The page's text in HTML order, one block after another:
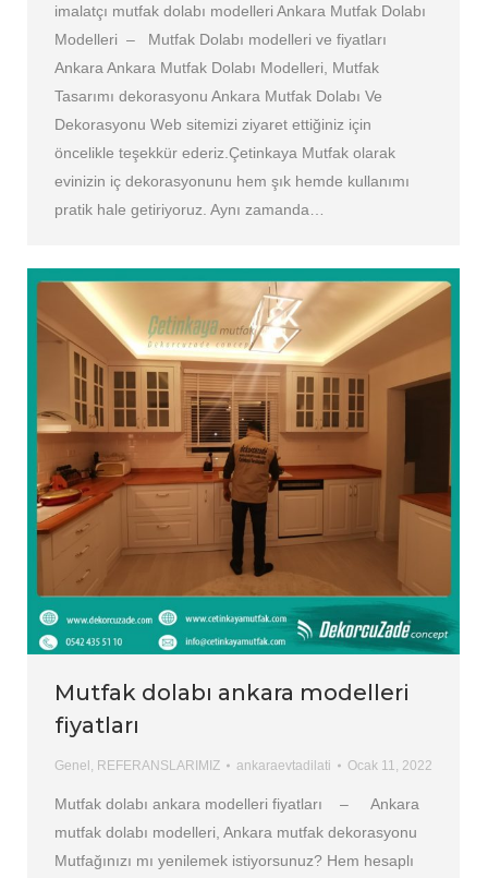
imalatçı mutfak dolabı modelleri Ankara Mutfak Dolabı
Modelleri – Mutfak Dolabı modelleri ve fiyatları
Ankara Ankara Mutfak Dolabı Modelleri, Mutfak
Tasarımı dekorasyonu Ankara Mutfak Dolabı Ve
Dekorasyonu Web sitemizi ziyaret ettiğiniz için
öncelikle teşekkür ederiz.Çetinkaya Mutfak olarak
evinizin iç dekorasyonunu hem şık hemde kullanımı
pratik hale getiriyoruz. Aynı zamanda…
Mutfak dolabı ankara modelleri
fiyatları
Genel , REFERANSLARIMIZ ankaraevtadilati Ocak 11, 2022
Mutfak dolabı ankara modelleri fiyatları – Ankara
mutfak dolabı modelleri, Ankara mutfak dekorasyonu
Mutfağınızı mı yenilemek istiyorsunuz? Hem hesaplı